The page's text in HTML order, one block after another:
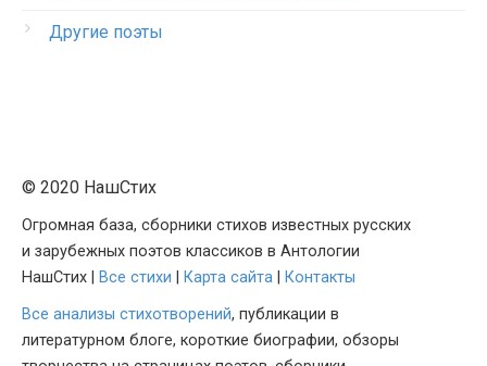
Другие поэты
© 2020 НашСтих
Огромная база, сборники стихов известных русских
и зарубежных поэтов классиков в Антологии
НашСтих |
Все стихи Карта сайта
Контакты
Все анализы стихотворений, публикации в
литературном блоге, короткие биографии, обзоры